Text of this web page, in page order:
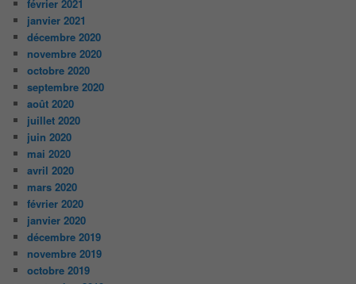
février 2021
janvier 2021
décembre 2020
novembre 2020
octobre 2020
septembre 2020
août 2020
juillet 2020
juin 2020
mai 2020
avril 2020
mars 2020
février 2020
janvier 2020
décembre 2019
novembre 2019
octobre 2019